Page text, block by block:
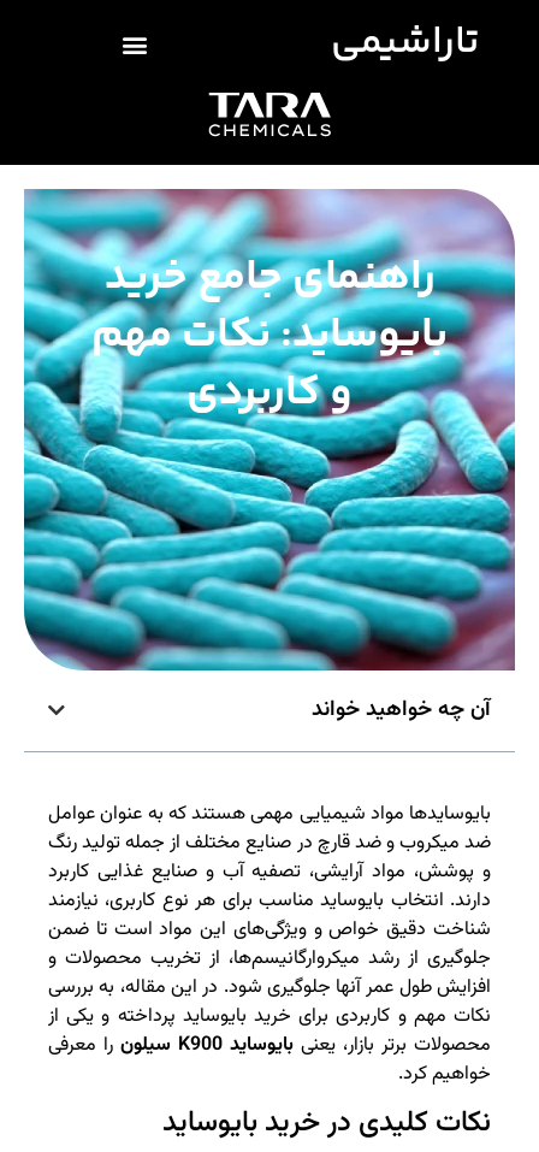
تاراشیمی
راهنمای جامع خرید
بایوساید: نکات مهم
و کاربردی
آن چه خواهید خواند
بایوسایدها مواد شیمیایی مهمی هستند که به عنوان عوامل
ضد میکروب و ضد قارچ در صنایع مختلف از جمله تولید رنگ
و پوشش، مواد آرایشی، تصفیه آب و صنایع غذایی کاربرد
دارند. انتخاب بایوساید مناسب برای هر نوع کاربری، نیازمند
شناخت دقیق خواص و ویژگی‌های این مواد است تا ضمن
جلوگیری از رشد میکروارگانیسم‌ها، از تخریب محصولات و
افزایش طول عمر آنها جلوگیری شود. در این مقاله، به بررسی
نکات مهم و کاربردی برای خرید بایوساید پرداخته و یکی از
محصولات برتر بازار، یعنی بایوساید K900 سیلون را معرفی
خواهیم کرد.
نکات کلیدی در خرید بایوساید